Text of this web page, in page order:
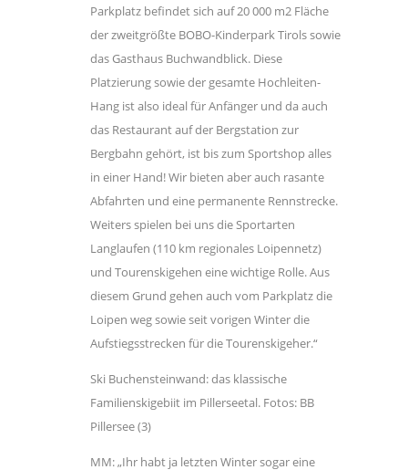
Parkplatz befindet sich auf 20 000 m2 Fläche
der zweitgrößte BOBO-Kinderpark Tirols sowie
das Gasthaus Buchwandblick. Diese
Platzierung sowie der gesamte Hochleiten-
Hang ist also ideal für Anfänger und da auch
das Restaurant auf der Bergstation zur
Bergbahn gehört, ist bis zum Sportshop alles
in einer Hand! Wir bieten aber auch rasante
Abfahrten und eine permanente Rennstrecke.
Weiters spielen bei uns die Sportarten
Langlaufen (110 km regionales Loipennetz)
und Tourenskigehen eine wichtige Rolle. Aus
diesem Grund gehen auch vom Parkplatz die
Loipen weg sowie seit vorigen Winter die
Aufstiegsstrecken für die Tourenskigeher.“
Ski Buchensteinwand: das klassische
Familienskigebiit im Pillerseetal. Fotos: BB
Pillersee (3)
MM: „Ihr habt ja letzten Winter sogar eine